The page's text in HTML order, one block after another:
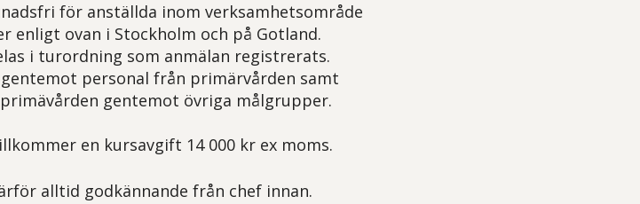
för anställda inom verksamhetsområde
enligt ovan i Stockholm och på Gotland.
i turordning som anmälan registrerats.
personal från primärvården samt
gentemot övriga målgrupper.
en kursavgift 14 000 kr ex moms.
alltid godkännande från chef innan.